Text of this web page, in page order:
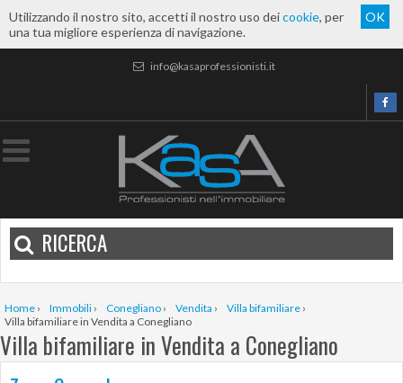
Utilizzando il nostro sito, accetti il nostro uso deicookie, per
una tua migliore esperienza di navigazione.
OK
info@kasaprofessionisti.it
RICERCA
Home › Immobili › Conegliano › Vendita › Villa bifamiliare ›
Villa bifamiliare in Vendita a Conegliano
Villa bifamiliare in Vendita a Conegliano